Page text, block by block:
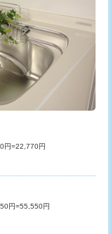
円
円
11,000円
円
円
円
円
円
円
円=22,770円
円=55,550円